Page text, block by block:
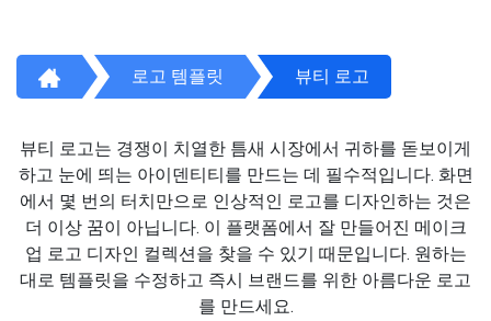
로고 템플릿 뷰티 로고
뷰티 로고는 경쟁이 치열한 틈새 시장에서 귀하를 돋보이게
하고 눈에 띄는 아이덴티티를 만드는 데 필수적입니다. 화면
에서 몇 번의 터치만으로 인상적인 로고를 디자인하는 것은
더 이상 꿈이 아닙니다. 이 플랫폼에서 잘 만들어진 메이크
업 로고 디자인 컬렉션을 찾을 수 있기 때문입니다. 원하는
대로 템플릿을 수정하고 즉시 브랜드를 위한 아름다운 로고
를 만드세요.